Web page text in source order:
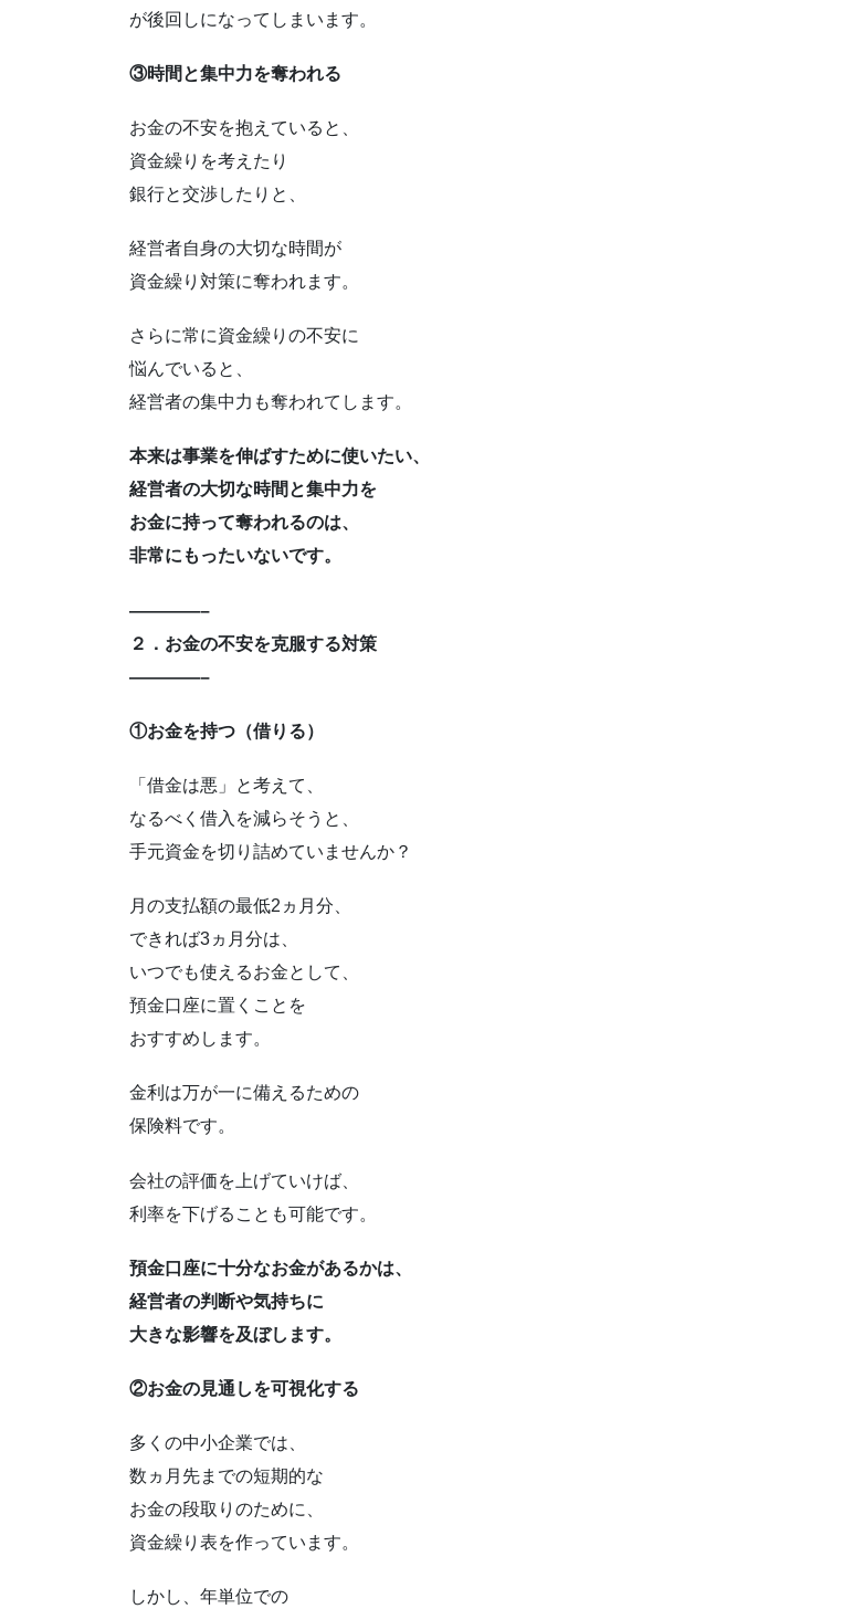
が後回しになってしまいます。
③時間と集中力を奪われる
お金の不安を抱えていると、
資金繰りを考えたり
銀行と交渉したりと、
経営者自身の大切な時間が
資金繰り対策に奪われます。
さらに常に資金繰りの不安に
悩んでいると、
経営者の集中力も奪われてします。
本来は事業を伸ばすために使いたい、
経営者の大切な時間と集中力を
お金に持って奪われるのは、
非常にもったいないです。
————–
２．お金の不安を克服する対策
————–
①お金を持つ（借りる）
「借金は悪」と考えて、
なるべく借入を減らそうと、
手元資金を切り詰めていませんか？
月の支払額の最低2ヵ月分、
できれば3ヵ月分は、
いつでも使えるお金として、
預金口座に置くことを
おすすめします。
金利は万が一に備えるための
保険料です。
会社の評価を上げていけば、
利率を下げることも可能です。
預金口座に十分なお金があるかは、
経営者の判断や気持ちに
大きな影響を及ぼします。
②お金の見通しを可視化する
多くの中小企業では、
数ヵ月先までの短期的な
お金の段取りのために、
資金繰り表を作っています。
しかし、年単位での